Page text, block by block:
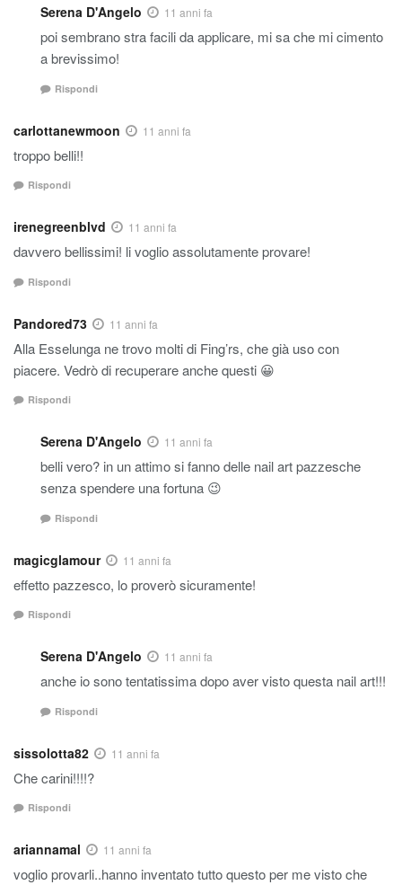
Serena D'Angelo 11 anni fa
poi sembrano stra facili da applicare, mi sa che mi cimento
a brevissimo!
Rispondi
carlottanewmoon 11 anni fa
troppo belli!!
Rispondi
irenegreenblvd 11 anni fa
davvero bellissimi! li voglio assolutamente provare!
Rispondi
Pandored73 11 anni fa
Alla Esselunga ne trovo molti di Fing’rs, che già uso con
piacere. Vedrò di recuperare anche questi 😀
Rispondi
Serena D'Angelo 11 anni fa
belli vero? in un attimo si fanno delle nail art pazzesche
senza spendere una fortuna 😉
Rispondi
magicglamour 11 anni fa
effetto pazzesco, lo proverò sicuramente!
Rispondi
Serena D'Angelo 11 anni fa
anche io sono tentatissima dopo aver visto questa nail art!!!
Rispondi
sissolotta82 11 anni fa
Che carini!!!!?
Rispondi
ariannamal 11 anni fa
voglio provarli..hanno inventato tutto questo per me visto che